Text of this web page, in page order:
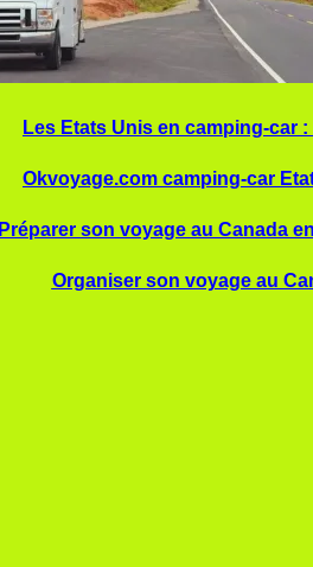
Les Etats Unis en camping-car
Okvoyage.com camping-car
Préparer son voyage au Canada
Organiser son voyage au